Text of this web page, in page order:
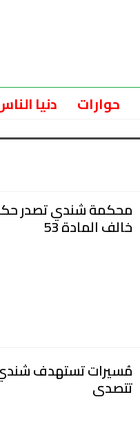
حوارات دنيا
محكمة شندي تصدر
خالف المادة 53
مُسيرات تستهدف شندي
تتصدى